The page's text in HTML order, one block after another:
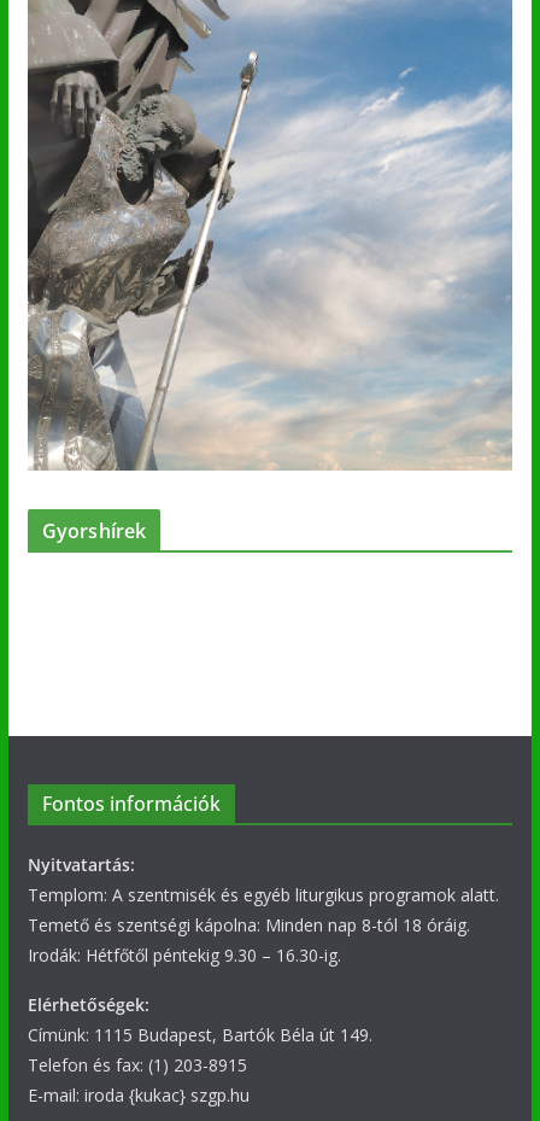
Gyorshírek
Fontos információk
Nyitvatartás:
Templom: A szentmisék és egyéb liturgikus programok alatt.
Temető és szentségi kápolna: Minden nap 8-tól 18 óráig.
Irodák: Hétfőtől péntekig 9.30 – 16.30-ig.
Elérhetőségek:
Címünk: 1115 Budapest, Bartók Béla út 149.
Telefon és fax: (1) 203-8915
E-mail: iroda {kukac} szgp.hu